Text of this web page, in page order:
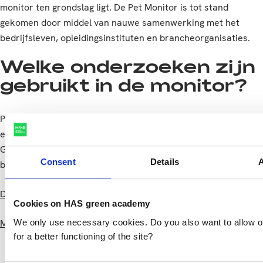
Consent Details
Cookies on HAS green academy
We only use necessary cookies. Do you also want to allow
for a better functioning of the site?
monitor ten grondslag ligt. De Pet Monitor is tot stand
gekomen door middel van nauwe samenwerking met het
bedrijfsleven, opleidingsinstituten en brancheorganisaties.
Welke onderzoeken zijn
gebruikt in de monitor?
Pet Monitor 2018 is samengesteld uit onderzoeken van NVG
en Dibevo, digiRedo, Franka Drogt en Trendpanel
Gezelschapsdieren. Verder bevat de monitor diverse
bijdragen uit het bedrijfsleven en opleidingsinstituten.
Download het rapport
Meer informatie over de Dutch Pet Confenrence